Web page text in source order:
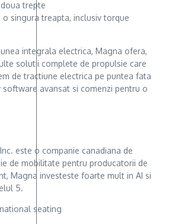
trepte
singura treapta, inclusiv torque
integrala electrica, Magna ofera,
solutii complete de propulsie care
de tractiune electrica pe puntea fata
software avansat si comenzi pentru o
este o companie canadiana de
de mobilitate pentru producatorii de
Magna investeste foarte mult in AI si
5.